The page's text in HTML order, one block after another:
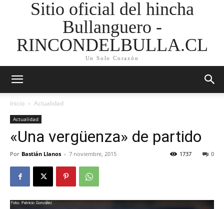
Sitio oficial del hincha
Bullanguero -
RINCONDELBULLA.CL
Un Solo Corazón
Inicio Actualidad
Actualidad
«Una vergüenza» de partido
Por Bastián Llanos - 7 noviembre, 2015 0
1737